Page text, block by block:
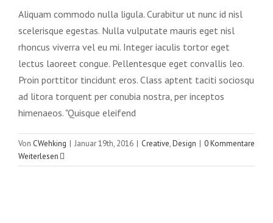
Aliquam commodo nulla ligula. Curabitur ut nunc id nisl
scelerisque egestas. Nulla vulputate mauris eget nisl
rhoncus viverra vel eu mi. Integer iaculis tortor eget
lectus laoreet congue. Pellentesque eget convallis leo.
Proin porttitor tincidunt eros. Class aptent taciti sociosqu
ad litora torquent per conubia nostra, per inceptos
himenaeos. "Quisque eleifend
Von CWehking | Januar 19th, 2016 | Creative,Design | 0 Kommentare
Weiterlesen